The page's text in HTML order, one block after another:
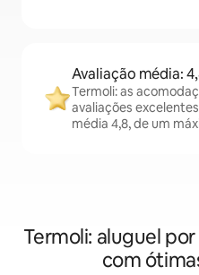
Avaliação média:
Termoli: as
avaliações
média 4,8, de um
Termoli: aluguel
com